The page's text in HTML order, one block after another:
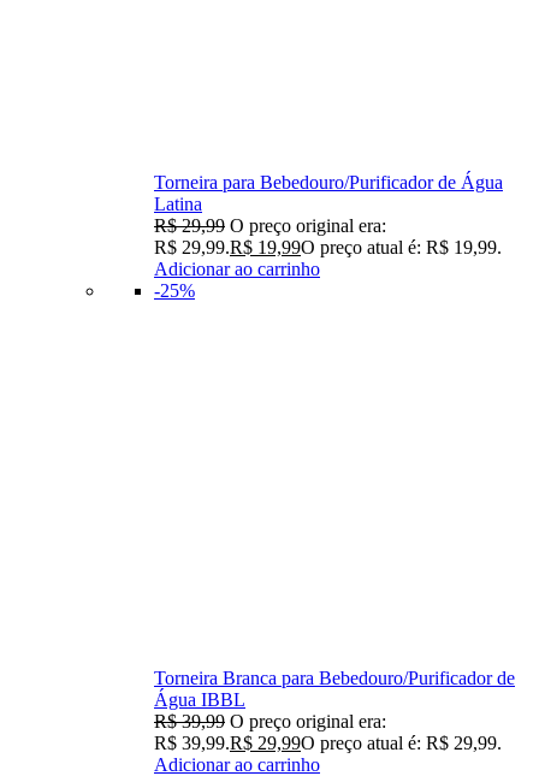
Torneira para Bebedouro/Purificador de Água
Latina
R$29,99 O preço original era:
R$ 29,99.R$ 19,99O preço atual é: R$ 19,99.
Adicionar ao carrinho
-25%
Torneira Branca para Bebedouro/Purificador de
Água IBBL
R$39,99 O preço original era:
R$ 39,99.R$ 29,99O preço atual é: R$ 29,99.
Adicionar ao carrinho